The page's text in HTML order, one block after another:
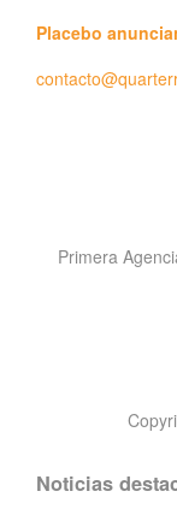
Placebo
Primera
Noticias